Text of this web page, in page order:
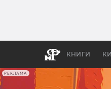
РЕКЛАМА
КНИГИ